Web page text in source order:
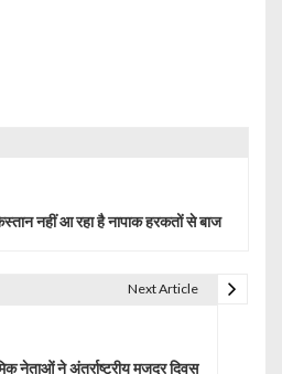
नहीं आ रहा है नापाक हरकतों से बाज
Next Article
नेताओं ने अंतर्राष्ट्रीय मजदूर दिवस